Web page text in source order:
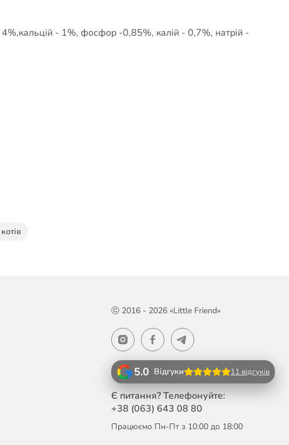
- 1%, фосфор -0,85%, калій - 0,7%, натрій -
ⓒ 2016 - 2026 «Little Friend»
5.0 Відгуки 11 відгуків
Є питання? Телефонуйте:
+38 (063) 643 08 80
Працюємо Пн-Пт з 10:00 до 18:00